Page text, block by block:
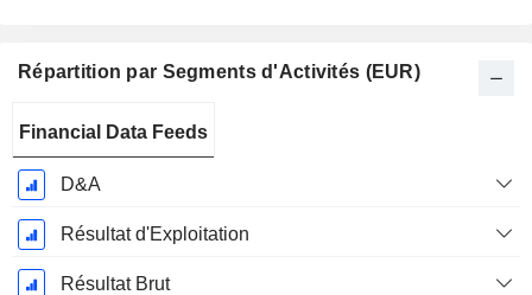
Répartition par Segments d'Activités (EUR)
Fiscale:
Décembre
Financial Data Feeds
D&A
Résultat d'Exploitation
Résultat Brut